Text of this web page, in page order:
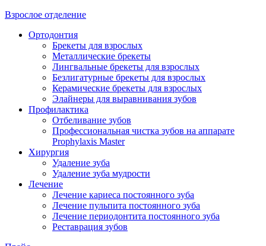
Взрослое отделение
Ортодонтия
Брекеты для взрослых
Металлические брекеты
Лингвальные брекеты для взрослых
Безлигатурные брекеты для взрослых
Керамические брекеты для взрослых
Элайнеры для выравнивания зубов
Профилактика
Отбеливание зубов
Профессиональная чистка зубов на аппарате
Prophylaxis Master
Хирургия
Удаление зуба
Удаление зуба мудрости
Лечение
Лечение кариеса постоянного зуба
Лечение пульпита постоянного зуба
Лечение периодонтита постоянного зуба
Реставрация зубов